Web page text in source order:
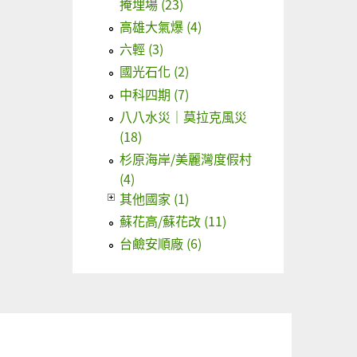
掩埋場 (23)
高雄大氣爆 (4)
六輕 (3)
國光石化 (2)
中科四期 (7)
八八水災｜莫拉克風災
(18)
杉原海岸/美麗灣度假村
(4)
其他國家 (1)
蘇花高/蘇花改 (11)
台鹼安順廠 (6)